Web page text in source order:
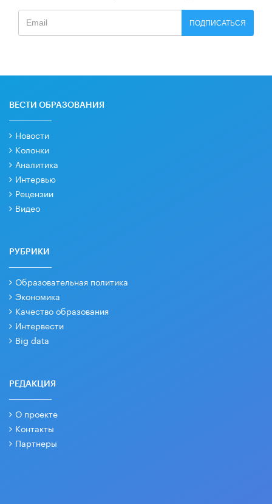
ПОДПИСАТЬСЯ
ВЕСТИ ОБРАЗОВАНИЯ
Новости
Колонки
Аналитика
Интервью
Рецензии
Видео
РУБРИКИ
Образовательная политика
Экономика
Качество образования
Интервести
Big data
РЕДАКЦИЯ
О проекте
Контакты
Партнеры